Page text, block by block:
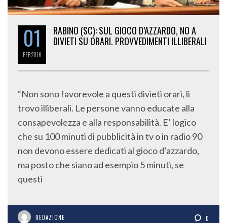
01
FEB2016
RABINO (SC): SUL GIOCO D’AZZARDO, NO A
DIVIETI SU ORARI. PROVVEDIMENTI ILLIBERALI
“Non sono favorevole a questi divieti orari, li
trovo illiberali. Le persone vanno educate alla
consapevolezza e alla responsabilità. E’ logico
che su 100 minuti di pubblicità in tv o in radio 90
non devono essere dedicati al gioco d’azzardo,
ma posto che siano ad esempio 5 minuti, se
questi
REDAZIONE 0